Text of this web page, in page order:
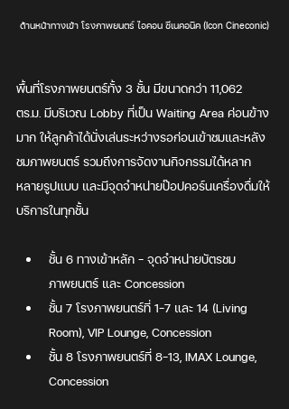
ด้านหน้าทางเข้า โรงภาพยนตร์ ไอคอน ซีเนคอนิค (Icon Cineconic)
พื้นที่โรงภาพยนตร์ทั้ง 3 ชั้น มีขนาดกว่า 11,062
ตร.ม. มีบริเวณ Lobby ที่เป็น Waiting Area ค่อนข้าง
มาก ให้ลูกค้าได้นั่งเล่นระหว่างรอก่อนเข้าชมและหลัง
ชมภาพยนตร์ รวมถึงการจัดงานกิจกรรมได้หลาก
หลายรูปแบบ และมีจุดจำหน่ายป๊อปคอร์นเครื่องดื่มให้
บริการในทุกชั้น
ชั้น 6 ทางเข้าหลัก - จุดจำหน่ายบัตรชม
ภาพยนตร์ และ Concession
ชั้น 7 โรงภาพยนตร์ที่ 1-7 และ 14 (Living
Room), VIP Lounge, Concession
ชั้น 8 โรงภาพยนตร์ที่ 8-13, IMAX Lounge,
Concession